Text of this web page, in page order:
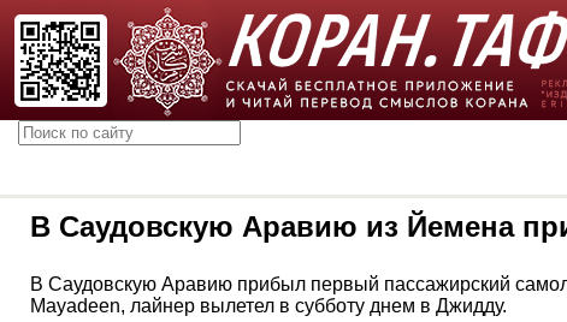
В Саудовскую Аравию из Йемена
В Саудовскую Аравию прибыл первый пассажирский
Mayadeen, лайнер вылетел в субботу днем в Джидду.